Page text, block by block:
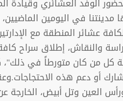
الوفد العشائري وقيادة
في اليومين
عشائر المنطقة مع
والنقاش، إطلاق سراح
كل من كان متورطاً في ذلك"،
أو دعم هذه الاحتجاجات.وعقب
العين وتل أبيض، الخارجة